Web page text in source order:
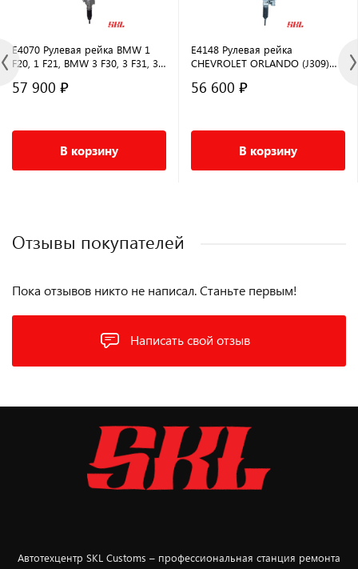
E4070 Рулевая рейка BMW 1
F20, 1 F21, BMW 3 F30, 3 F31, 3
57 900 ₽
В корзину
E4148 Рулевая рейка
CHEVROLET ORLANDO (J309)
56 600 ₽
В корзину
Отзывы покупателей
Написать свой отзыв
Пока отзывов никто не написал. Станьте первым!
Автотехцентр SKL Customs – профессиональная станция ремонта